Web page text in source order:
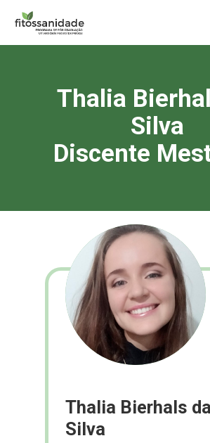
main
Thalia
Silva
Discente
Thalia Bierhals da
Silva